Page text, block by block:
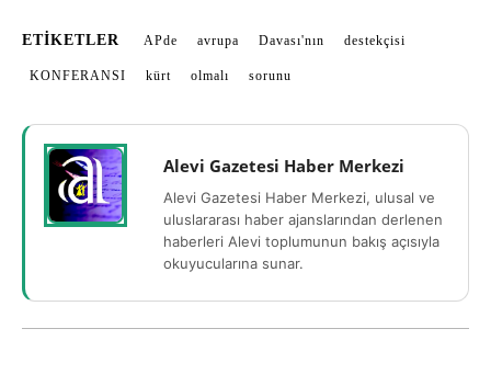
ETIKETLER APde avrupa Davası'nın destekçisi
KONFERANSI kürt olmalı sorunu
Alevi Gazetesi Haber Merkezi
Alevi Gazetesi Haber Merkezi, ulusal ve
uluslararası haber ajanslarından derlenen
haberleri Alevi toplumunun bakış açısıyla
okuyucularına sunar.